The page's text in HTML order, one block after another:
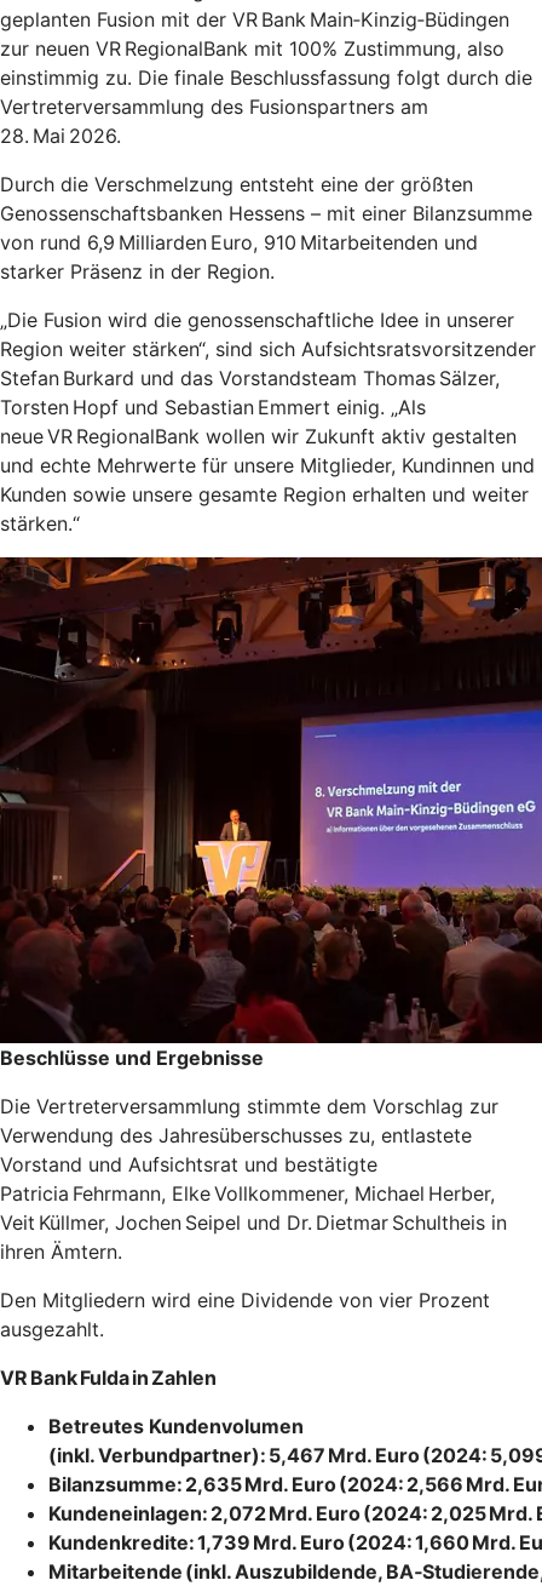
geplanten Fusion mit der VR Bank Main‑Kinzig‑Büdingen
zur neuen VR RegionalBank mit 100% Zustimmung, also
einstimmig zu. Die finale Beschlussfassung folgt durch die
Vertreterversammlung des Fusionspartners am
28. Mai 2026.
Durch die Verschmelzung entsteht eine der größten
Genossenschaftsbanken Hessens – mit einer Bilanzsumme
von rund 6,9 Milliarden Euro, 910 Mitarbeitenden und
starker Präsenz in der Region.
„Die Fusion wird die genossenschaftliche Idee in unserer
Region weiter stärken“, sind sich Aufsichtsratsvorsitzender
Stefan Burkard und das Vorstandsteam Thomas Sälzer,
Torsten Hopf und Sebastian Emmert einig. „Als
neue VR RegionalBank wollen wir Zukunft aktiv gestalten
und echte Mehrwerte für unsere Mitglieder, Kundinnen und
Kunden sowie unsere gesamte Region erhalten und weiter
stärken.“
Beschlüsse und Ergebnisse
Die Vertreterversammlung stimmte dem Vorschlag zur
Verwendung des Jahresüberschusses zu, entlastete
Vorstand und Aufsichtsrat und bestätigte
Patricia Fehrmann, Elke Vollkommener, Michael Herber,
Veit Küllmer, Jochen Seipel und Dr. Dietmar Schultheis in
ihren Ämtern.
Den Mitgliedern wird eine Dividende von vier Prozent
ausgezahlt.
VR Bank Fulda in Zahlen
Betreutes Kundenvolumen
(inkl. Verbundpartner): 5,467 Mrd. Euro (2024:
Bilanzsumme: 2,635 Mrd. Euro (2024: 2,566 Mrd.
Kundeneinlagen: 2,072 Mrd. Euro (2024: 2,025 Mrd.
Kundenkredite: 1,739 Mrd. Euro (2024: 1,660 Mrd.
Mitarbeitende (inkl. Auszubildende,